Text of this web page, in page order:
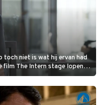
toch niet is wat hij ervan had
film The Intern stage lopen
een gouden zet blijkt te zijn.